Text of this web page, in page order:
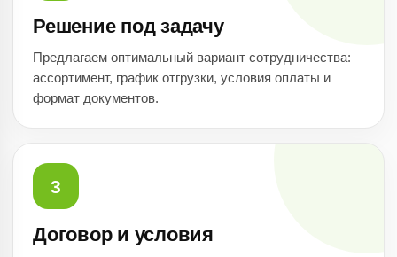
Решение под задачу
Предлагаем оптимальный вариант сотрудничества:
ассортимент, график отгрузки, условия оплаты и
формат документов.
3
Договор и условия